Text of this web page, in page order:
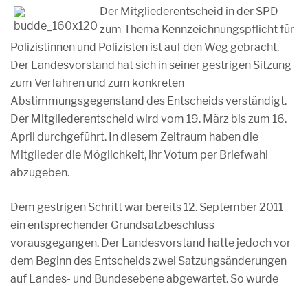
Der Mitgliederentscheid in der SPD
zum Thema Kennzeichnungspflicht für
Polizistinnen und Polizisten ist auf den Weg gebracht.
Der Landesvorstand hat sich in seiner gestrigen Sitzung
zum Verfahren und zum konkreten
Abstimmungsgegenstand des Entscheids verständigt.
Der Mitgliederentscheid wird vom 19. März bis zum 16.
April durchgeführt. In diesem Zeitraum haben die
Mitglieder die Möglichkeit, ihr Votum per Briefwahl
abzugeben.
Dem gestrigen Schritt war bereits 12. September 2011
ein entsprechender Grundsatzbeschluss
vorausgegangen. Der Landesvorstand hatte jedoch vor
dem Beginn des Entscheids zwei Satzungsänderungen
auf Landes- und Bundesebene abgewartet. So wurde